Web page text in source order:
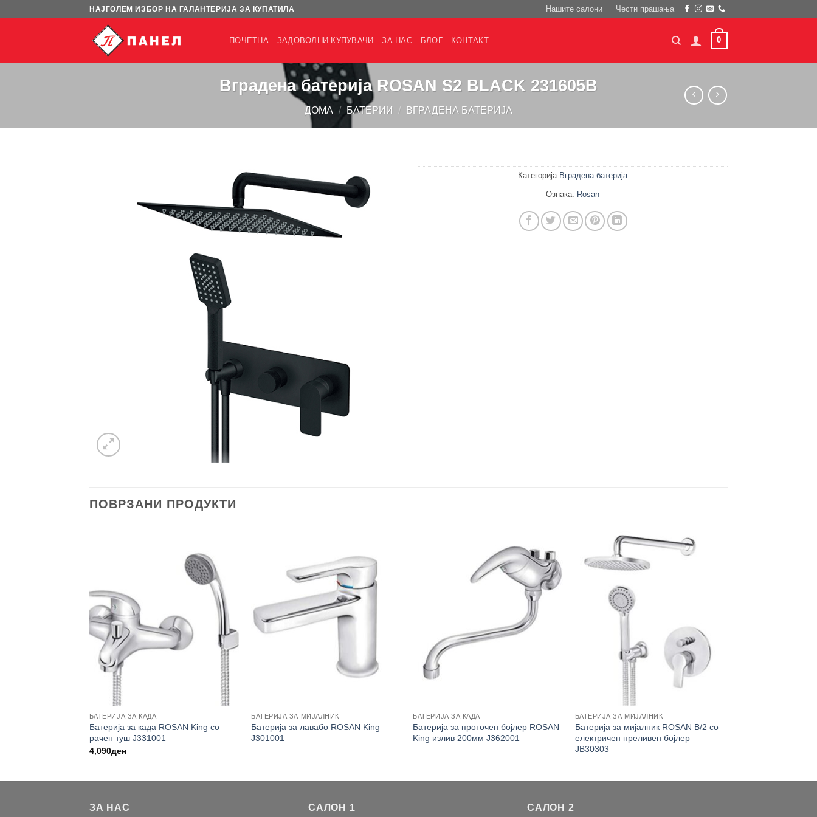
НАЈГОЛЕМ ИЗБОР НА ГАЛАНТЕРИЈА ЗА КУПАТИЛА Нашите салони Чести прашања
ПОЧЕТНА ЗАДОВОЛНИ КУПУВАЧИ ЗА НАС БЛОГ КОНТАКТ 0
Вградена батерија ROSAN S2 BLACK 231605B
ДОМА / БАТЕРИИ / ВГРАДЕНА БАТЕРИЈА
Категорија Вградена батерија
Ознака: Rosan
ПОВРЗАНИ ПРОДУКТИ
БАТЕРИЈА ЗА КАДА
Батерија за када ROSAN King со
рачен туш J331001
4,090ден
БАТЕРИЈА ЗА МИЈАЛНИК
Батерија за лавабо ROSAN King
J301001
БАТЕРИЈА ЗА КАДА
Батерија за проточен бојлер ROSAN
King излив 200мм J362001
БАТЕРИЈА ЗА МИЈАЛНИК
Батерија за мијалник ROSAN B/2 со
електричен преливен бојлер
JB30303
ЗА НАС САЛОН 1 САЛОН 2